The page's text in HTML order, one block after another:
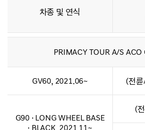
차종 및 연식
PRIMACY TOUR A/S ACO
GV60, 2021.06~ (전
G90 · LONG WHEEL BASE
· BLACK, 2021.11~
(